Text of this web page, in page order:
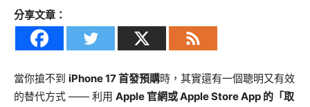
分享文章：
當你搶不到 iPhone 17 首發預購時，其實還有一個聰明又有效
的替代方式 —— 利用 Apple 官網或 Apple Store App 的「取